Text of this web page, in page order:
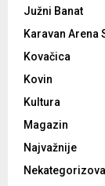
Južni Banat
Karavan Arena
Kovačica
Kovin
Kultura
Magazin
Najvažnije